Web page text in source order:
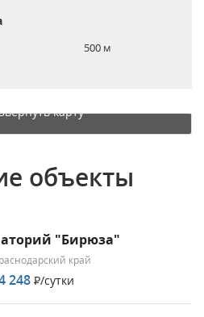
500 м
карту
объекты
"Бирюза"
край
248 Р/сутки